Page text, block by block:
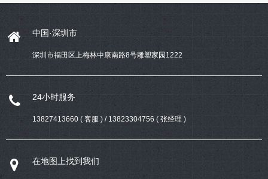
中国·深圳市
深圳市福田区上梅林中康南路8号雕塑家园1222
24小时服务
13827413660 ( 客服 ) / 13823304756 ( 张经理 )
在地图上找到我们